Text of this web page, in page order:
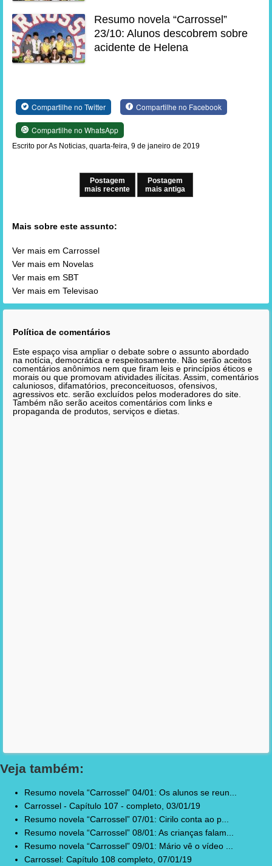
Resumo novela “Carrossel”
23/10: Alunos descobrem sobre
acidente de Helena
Compartilhe no Twitter Compartilhe no Facebook
Compartilhe no WhatsApp
Escrito por As Noticias, quarta-feira, 9 de janeiro de 2019
Postagem
mais recente
Postagem
mais antiga
Mais sobre este assunto:
Ver mais em Carrossel
Ver mais em Novelas
Ver mais em SBT
Ver mais em Televisao
Política de comentários
Este espaço visa ampliar o debate sobre o assunto abordado
na notícia, democrática e respeitosamente. Não serão aceitos
comentários anônimos nem que firam leis e princípios éticos e
morais ou que promovam atividades ilícitas. Assim, comentários
caluniosos, difamatórios, preconceituosos, ofensivos,
agressivos etc. serão excluídos pelos moderadores do site.
Também não serão aceitos comentários com links e
propaganda de produtos, serviços e dietas.
Veja também:
Resumo novela “Carrossel” 04/01: Os alunos se reun...
Carrossel - Capítulo 107 - completo, 03/01/19
Resumo novela “Carrossel” 07/01: Cirilo conta ao p...
Resumo novela “Carrossel” 08/01: As crianças falam...
Resumo novela “Carrossel” 09/01: Mário vê o vídeo ...
Carrossel: Capítulo 108 completo, 07/01/19